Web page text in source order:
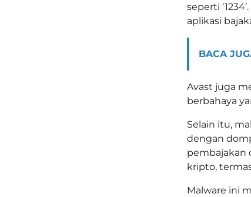
seperti
aplikasi
BACA
Avast juga
berbahaya
Selain itu,
dengan
pembajakan
kripto,
Malware ini